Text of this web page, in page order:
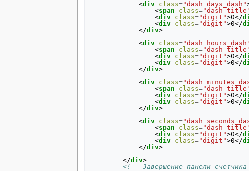
<div class="dash days_dash"
<span class=
<div class="digit">0</
<div class="digit">0</
</div>
<div class="dash
<span class=
<div class="digit">0</
<div class="digit">0</
</div>
<div class="dash
<span class=
<div class="digit">0</
<div class="digit">0</
</div>
<div class="dash
<span class=
<div class="digit">0</
<div class="digit">0</
</div>
</div>
<!-- Завершение панели